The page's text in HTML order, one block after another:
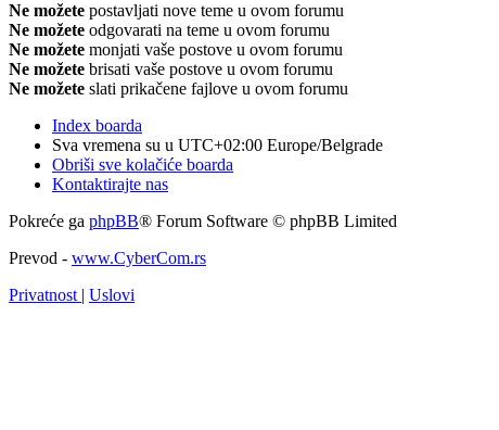
Ne možete postavljati nove teme u ovom forumu
Ne možete odgovarati na teme u ovom forumu
Ne možete monjati vaše postove u ovom forumu
Ne možete brisati vaše postove u ovom forumu
Ne možete slati prikačene fajlove u ovom forumu
Index boarda
Sva vremena su u UTC+02:00 Europe/Belgrade
Obriši sve kolačiće boarda
Kontaktirajte nas
Pokreće ga phpBB® Forum Software © phpBB Limited
Prevod - www.CyberCom.rs
Privatnost | Uslovi